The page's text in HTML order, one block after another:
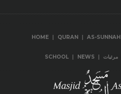
HOME | QURAN | AS-SUNNAH
SCHOOL | NEWS | مرئيات